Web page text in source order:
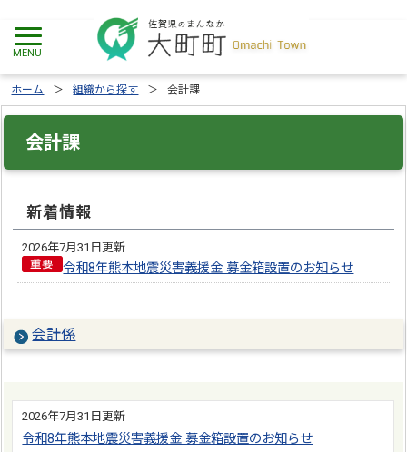
ホーム 組織から探す 会計課
会計課
新着情報
2026年7月31日更新
令和8年熊本地震災害義援金 募金箱設置のお知らせ
会計係
2026年7月31日更新
令和8年熊本地震災害義援金 募金箱設置のお知らせ